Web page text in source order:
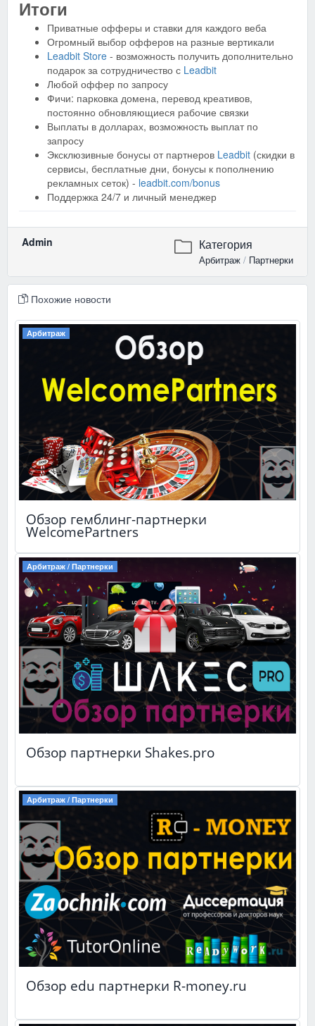
Итоги
Приватные офферы и ставки для каждого веба
Огромный выбор офферов на разные вертикали
Leadbit Store - возможность получить дополнительно
подарок за сотрудничество с Leadbit
Любой оффер по запросу
Фичи: парковка домена, перевод креативов,
постоянно обновляющиеся рабочие связки
Выплаты в долларах, возможность выплат по
запросу
Эксклюзивные бонусы от партнеров Leadbit (скидки в
сервисы, бесплатные дни, бонусы к пополнению
рекламных сеток) - leadbit.com/bonus
Поддержка 24/7 и личный менеджер
Admin Категория
Арбитраж / Партнерки
Похожие новости
Арбитраж
Обзор гемблинг-партнерки
WelcomePartners
Арбитраж / Партнерки
Обзор партнерки Shakes.pro
Арбитраж / Партнерки
Обзор edu партнерки R-money.ru